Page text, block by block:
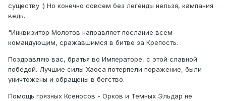
существу :) Но конечно совсем без легенды нельзя, кампания
ведь.
"Инквизитор Молотов направляет послание всем
командующим, сражавшимся в битве за Крепость.
Поздравляю вас, братья во Императоре, с этой славной
победой. Лучшие силы Хаоса потерпели поражение, были
уничтожены и обращены в бегство.
Помощь грязных Ксеносов - Орков и Темных Эльдар не